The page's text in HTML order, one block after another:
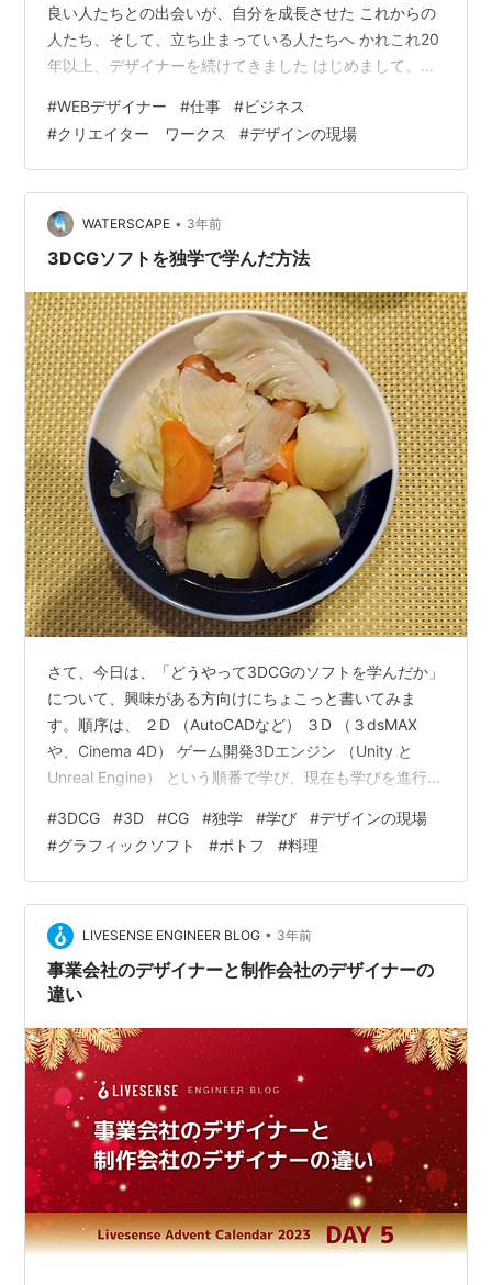
良い人たちとの出会いが、自分を成長させた これからの
人たち、そして、立ち止まっている人たちへ かれこれ20
年以上、デザイナーを続けてきました はじめまして。
す。 途中何度か辞めそうになったり、嘆いたり、立ち止
まったりしながらも、なんやかんやで20年以上デザイン
に携わっています。 キャリアの始まりは、DTPの制作会
社でした。基礎も実績もない状態で何とか業界に潜り込
み、師匠に怒鳴られながら（手はあげられてないですよ
💦）数年間デザインを学…
#WEBデザイナー #仕事 #ビジネス
#クリエイター ワークス #デザインの現場
WATERSCAPE • 3年前
3DCGソフトを独学で学んだ方法
さて、今日は、「どうやって3DCGのソフトを学んだか」
について、興味がある方向けにちょこっと書いてみま
す。順序は、 ２D （AutoCADなど） ３D （３dsMAX
や、Cinema 4D） ゲーム開発3Dエンジン （Unity と
Unreal Engine） という順番で学び、現在も学びを進行中
Illustrator、ビデオ編集のPremiere Pro などのADOBEソ
フトも独学で学びました。 最初のAutoCADは、働いてい
たシカゴのエンジニア会社で使う必要があったため、初
級→中級→上級クラスに通い、 『Certificat…
#3DCG #3D #CG #独学 #学び #デザインの現場
#グラフィックソフト #ポトフ #料理
LIVESENSE ENGINEER BLOG • 3年前
事業会社のデザイナーと制作会社のデザイナーの
違い